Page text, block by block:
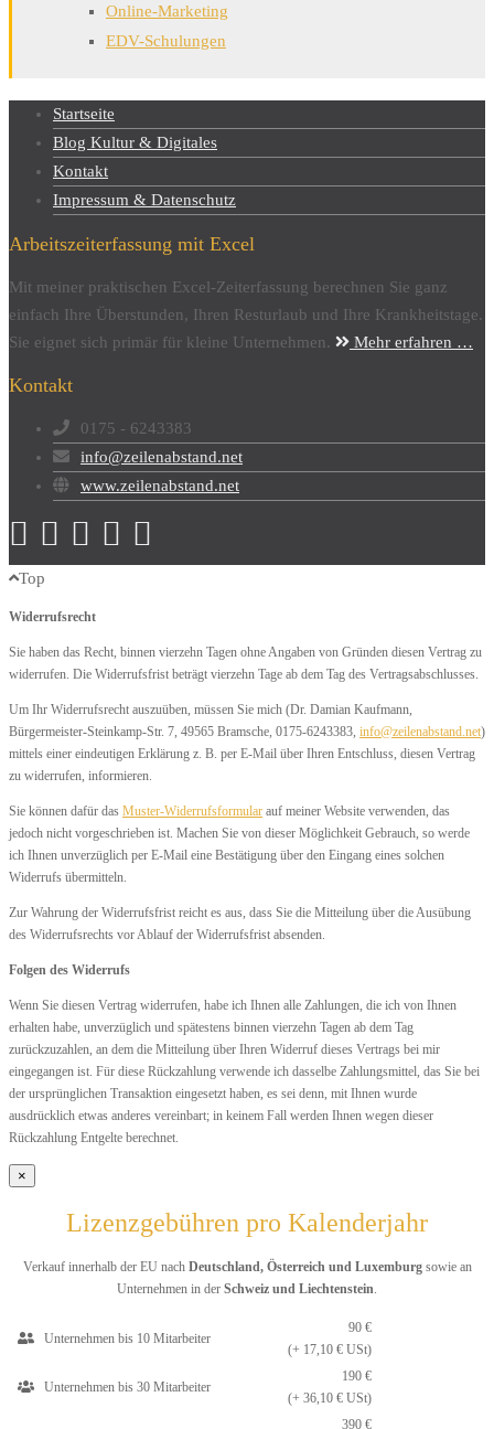
Online-Marketing
EDV-Schulungen
Startseite
Blog Kultur & Digitales
Kontakt
Impressum & Datenschutz
Arbeitszeiterfassung mit Excel
Mit meiner praktischen Excel-Zeiterfassung berechnen Sie ganz
einfach Ihre Überstunden, Ihren Resturlaub und Ihre Krankheitstage.
Sie eignet sich primär für kleine Unternehmen.
Mehr erfahren …
Kontakt
0175 - 6243383
info@zeilenabstand.net
www.zeilenabstand.net
Top
Widerrufsrecht
Sie haben das Recht, binnen vierzehn Tagen ohne Angaben von Gründen diesen Vertrag zu
widerrufen. Die Widerrufsfrist beträgt vierzehn Tage ab dem Tag des Vertragsabschlusses.
Um Ihr Widerrufsrecht auszuüben, müssen Sie mich (Dr. Damian Kaufmann,
Bürgermeister-Steinkamp-Str. 7, 49565 Bramsche, 0175-6243383, info@zeilenabstand.net)
mittels einer eindeutigen Erklärung z. B. per E-Mail über Ihren Entschluss, diesen Vertrag
zu widerrufen, informieren.
Sie können dafür das Muster-Widerrufsformular auf meiner Website verwenden, das
jedoch nicht vorgeschrieben ist. Machen Sie von dieser Möglichkeit Gebrauch, so werde
ich Ihnen unverzüglich per E-Mail eine Bestätigung über den Eingang eines solchen
Widerrufs übermitteln.
Zur Wahrung der Widerrufsfrist reicht es aus, dass Sie die Mitteilung über die Ausübung
des Widerrufsrechts vor Ablauf der Widerrufsfrist absenden.
Folgen des Widerrufs
Wenn Sie diesen Vertrag widerrufen, habe ich Ihnen alle Zahlungen, die ich von Ihnen
erhalten habe, unverzüglich und spätestens binnen vierzehn Tagen ab dem Tag
zurückzuzahlen, an dem die Mitteilung über Ihren Widerruf dieses Vertrags bei mir
eingegangen ist. Für diese Rückzahlung verwende ich dasselbe Zahlungsmittel, das Sie bei
der ursprünglichen Transaktion eingesetzt haben, es sei denn, mit Ihnen wurde
ausdrücklich etwas anderes vereinbart; in keinem Fall werden Ihnen wegen dieser
Rückzahlung Entgelte berechnet.
×
Lizenzgebühren pro Kalenderjahr
Verkauf innerhalb der EU nach Deutschland, Österreich und Luxemburgsowie an
Unternehmen in der Schweiz und Liechtenstein
Unternehmen bis 10 Mitarbeiter
90 €
(+ 17,10 € USt)
Unternehmen bis 30 Mitarbeiter
190 €
(+ 36,10 € USt)
390 €